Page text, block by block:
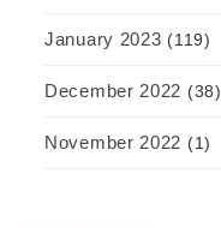
January 2023 (119)
December 2022 (38)
November 2022 (1)